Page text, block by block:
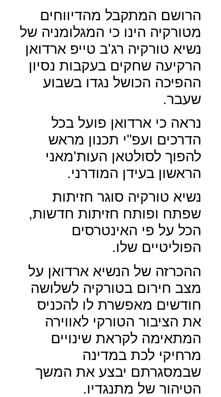
הרושם המתקבל מהדיווחים
מטורקיה הינו כי המגלומניה של
נשיא טורקיה רג'ב טייפ ארדואן
הרקיעה שחקים בעקבות נסיון
ההפיכה הכושל נגדו בשבוע
שעבר.
נראה כי ארדואן פועל בכל
הדרכים ועפ"י תכנון מראש
להפוך לסולטאן העות'מאני
הראשון בעידן המודרני.
נשיא טורקיה סוגר חזיתות
שפתח ופותח חזיתות חדשות,
הכל על פי האינטרסים
הפוליטיים שלו.
ההכרזה של הנשיא ארדואן על
מצב חירום בטורקיה לשלושה
חודשים מאפשרת לו להכניס
את הציבור הטורקי לאווירה
המתאימה לקראת שינויים
מרחיקי לכת במדינה
שבמסגרתם יבצע את המשך
הטיהור של מתנגדיו.